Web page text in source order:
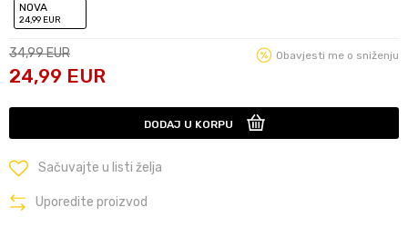
NOVA
24,99 EUR
34,99EUR
24,99 EUR
Obavjesti me o sniženju
DODAJ U KORPU
Sačuvajte u listi želja
Uporedite proizvod